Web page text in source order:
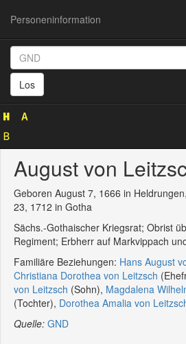
Personeninformation
Los
102493669)
August von
Geboren August 7, 1666 in
23, 1712 in Gotha
Sächs.-Gothaischer Kriegsrat; Obrist
Regiment; Erbherr auf Markvippach
Familiäre Beziehungen: Hans August
Christiana Dorothea von Leitzsch
von Leitzsch (Sohn), Magdalena
(Tochter), Dorothea Amalia von
Quelle: GND